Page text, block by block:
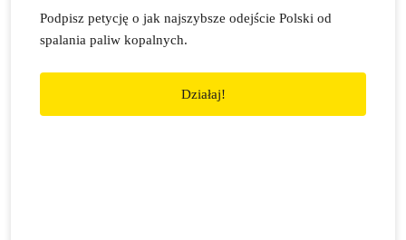
Podpisz petycję o jak najszybsze odejście Polski od
spalania paliw kopalnych.
Działaj!